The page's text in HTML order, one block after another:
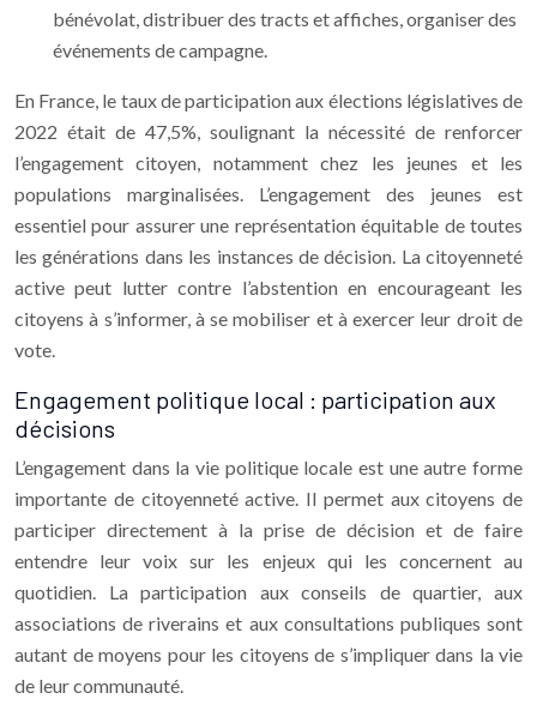
bénévolat, distribuer des tracts et affiches, organiser des
événements de campagne.
En France, le taux de participation aux élections législatives de
2022 était de 47,5%, soulignant la nécessité de renforcer
l’engagement citoyen, notamment chez les jeunes et les
populations marginalisées. L’engagement des jeunes est
essentiel pour assurer une représentation équitable de toutes
les générations dans les instances de décision. La citoyenneté
active peut lutter contre l’abstention en encourageant les
citoyens à s’informer, à se mobiliser et à exercer leur droit de
vote.
Engagement politique local : participation aux
décisions
L’engagement dans la vie politique locale est une autre forme
importante de citoyenneté active. Il permet aux citoyens de
participer directement à la prise de décision et de faire
entendre leur voix sur les enjeux qui les concernent au
quotidien. La participation aux conseils de quartier, aux
associations de riverains et aux consultations publiques sont
autant de moyens pour les citoyens de s’impliquer dans la vie
de leur communauté.